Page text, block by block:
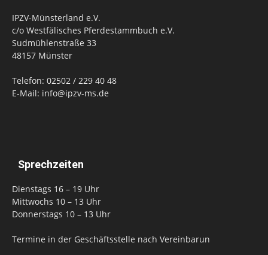
IPZV-Münsterland e.V.
c/o Westfälisches Pferdestammbuch e.V.
Sudmühlenstraße 33
48157 Münster
Telefon: 02502 / 229 40 48
E-Mail: info@ipzv-ms.de
Sprechzeiten
Dienstags 16 – 19 Uhr
Mittwochs 10 – 13 Uhr
Donnerstags 10 – 13 Uhr
Termine in der Geschäftsstelle nach Vereinbarun